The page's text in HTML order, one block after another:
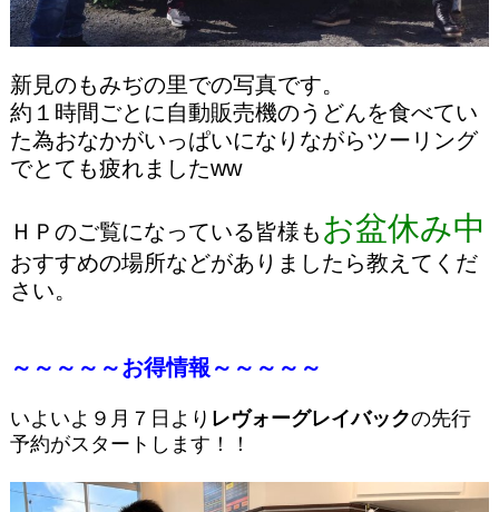
新見のもみぢの里での写真です。
約１時間ごとに自動販売機のうどんを食べてい
た為おなかがいっぱいになりながらツーリング
でとても疲れましたww
ＨＰのご覧になっている皆様も お盆休み中
おすすめの場所などがありましたら教えてくだ
さい。
～～～～～お得情報～～～～～
いよいよ９月７日より レヴォーグレイバックの先行
予約がスタートします！！